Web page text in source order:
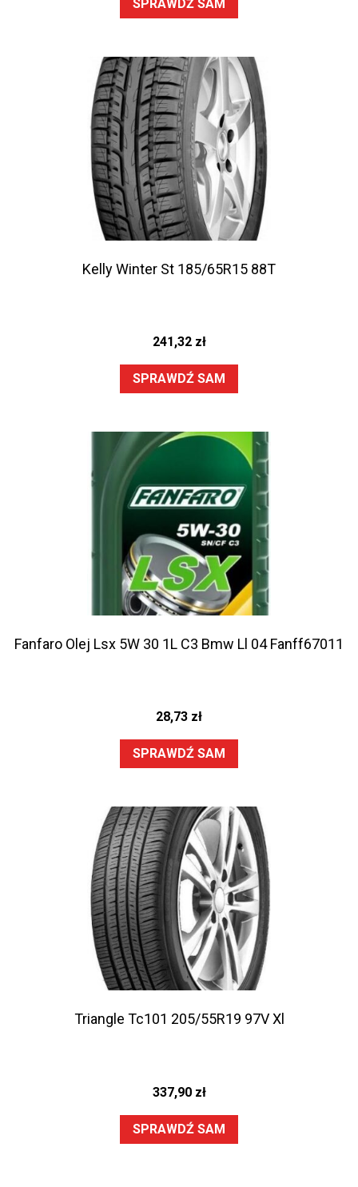
SPRAWDŹ SAM
Kelly Winter St 185/65R15 88T
241,32 zł
SPRAWDŹ SAM
Fanfaro Olej Lsx 5W 30 1L C3 Bmw Ll 04 Fanff67011
28,73 zł
SPRAWDŹ SAM
Triangle Tc101 205/55R19 97V Xl
337,90 zł
SPRAWDŹ SAM